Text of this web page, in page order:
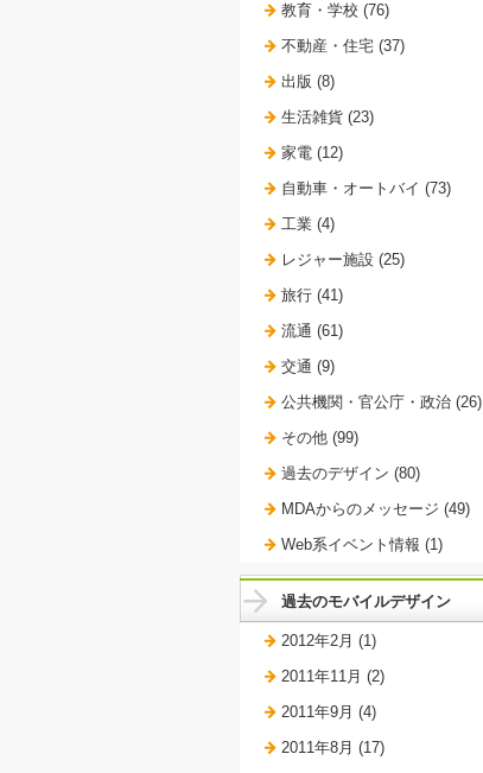
教育・学校 (76)
不動産・住宅 (37)
出版 (8)
生活雑貨 (23)
家電 (12)
自動車・オートバイ (73)
工業 (4)
レジャー施設 (25)
旅行 (41)
流通 (61)
交通 (9)
公共機関・官公庁・政治 (26)
その他 (99)
過去のデザイン (80)
MDAからのメッセージ (49)
Web系イベント情報 (1)
過去のモバイルデザイン
2012年2月 (1)
2011年11月 (2)
2011年9月 (4)
2011年8月 (17)